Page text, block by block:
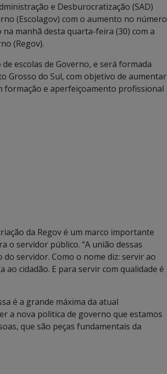
e Desburocratização (SAD)
(Escolagov) com o aumento no número
manhã desta quarta-feira (30) com a
(Regov).
escolas de Governo, e será formada
Grosso do Sul, com objetivo de aumentar
formação e aperfeiçoamento profissional
da Regov é um marco importante
o servidor público. “A união dessas
servidor. Como o nome diz: servir ao
cidadão. E para servir com qualidade é
é a grande máxima da atual
a nova politica de governo que estamos
que são peças fundamentais da